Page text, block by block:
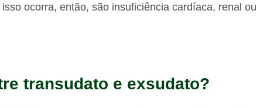
ocorra, então, são insuficiência cardíaca, renal ou
transudato e exsudato?